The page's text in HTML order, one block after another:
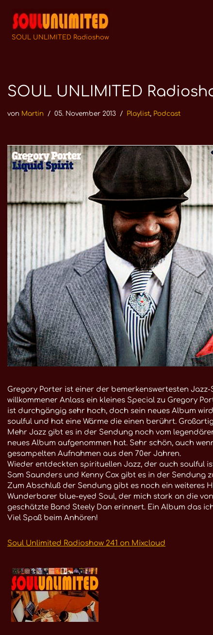
Zum
Inhalt
SOUL UNLIMITED Radioshow
SOUL UNLIMITED
von Martin 05. November 2013 Playlist, Podcast
Gregory Porter ist einer der bemerkenswertesten
willkommener Anlass ein kleines Special zu Gregory
ist durchgängig sehr hoch, doch sein neues Album
soulful und hat eine Wärme die einen berührt.
Mehr Jazz gibt es in der Sendung noch vom
neues Album aufgenommen hat. Sehr schön, auch
gesampelten Aufnahmen aus den 70er Jahren.
Wieder entdeckten spirituellen Jazz, der auch soulful
Sam Saunders und Kenny Cox gibt es in der Sendung
Zum Abschluß der Sendung gibt es noch ein weiteres
Wunderbarer blue-eyed Soul, der mich stark an die
geschätzte Band Steely Dan erinnert. Ein Album das
Viel Spaß beim Anhören!
Soul Unlimited Radioshow 241 on Mixcloud